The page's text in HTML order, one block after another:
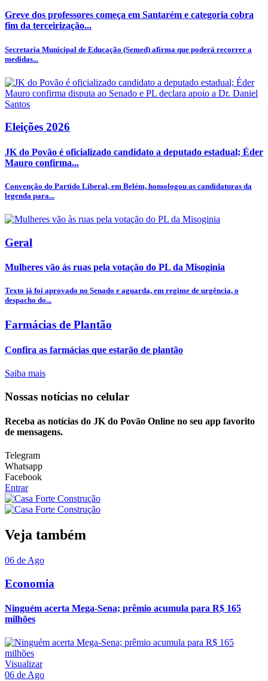
Greve dos professores começa em Santarém e categoria cobra
fim da terceirização...
Secretaria Municipal de Educação (Semed) afirma que poderá recorrer a
medidas...
Eleições 2026
JK do Povão é oficializado candidato a deputado estadual; Éder
Mauro confirma...
Convenção do Partido Liberal, em Belém, homologou as candidaturas da
legenda para...
Geral
Mulheres vão às ruas pela votação do PL da Misoginia
Texto já foi aprovado no Senado e aguarda, em regime de urgência, o
despacho do...
Farmácias de Plantão
Confira as farmácias que estarão de plantão
Saiba mais
Nossas notícias no celular
Receba as notícias do JK do Povão Online no seu app favorito
de mensagens.
Telegram
Whatsapp
Facebook
Entrar
Veja também
06 de Ago
Economia
Ninguém acerta Mega-Sena; prêmio acumula para R$ 165
milhões
Visualizar
06 de Ago